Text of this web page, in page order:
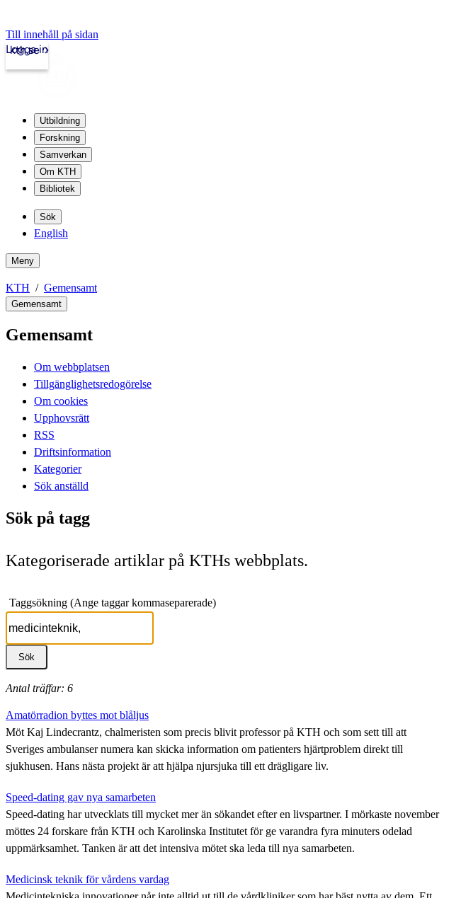
Till innehåll på sidan
kth.se
Logga in
Utbildning
Forskning
Samverkan
Om KTH
Bibliotek
Sök
English
Meny
KTH Gemensamt
Gemensamt
Gemensamt
Om webbplatsen
Tillgänglighetsredogörelse
Om cookies
Upphovsrätt
RSS
Driftsinformation
Kategorier
Sök anställd
Sök på tagg
Kategoriserade artiklar på KTHs webbplats.
Taggsökning (Ange taggar kommaseparerade)
Antal träffar: 6
Amatörradion byttes mot blåljus
Möt Kaj Lindecrantz, chalmeristen som precis blivit professor på KTH och som sett till att
Sveriges ambulanser numera kan skicka information om patienters hjärtproblem direkt till
sjukhusen. Hans nästa projekt är att hjälpa njursjuka till ett drägligare liv.
Speed-dating gav nya samarbeten
Speed-dating har utvecklats till mycket mer än sökandet efter en livspartner. I mörkaste november
möttes 24 forskare från KTH och Karolinska Institutet för ge varandra fyra minuters odelad
uppmärksamhet. Tanken är att det intensiva mötet ska leda till nya samarbeten.
Medicinsk teknik för vårdens vardag